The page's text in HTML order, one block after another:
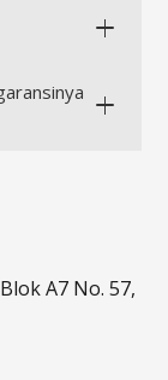
A7 No. 57,